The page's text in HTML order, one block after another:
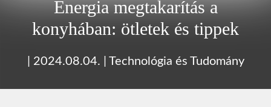
Energia megtakarítás a
konyhában: ötletek és tippek
2024.08.04. Technológia és Tudomány